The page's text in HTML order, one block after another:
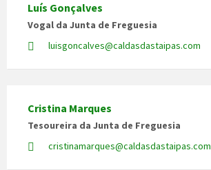
Luís Gonçalves
Vogal da Junta de Freguesia
luisgoncalves@caldasdastaipas.com
Cristina Marques
Tesoureira da Junta de Freguesia
cristinamarques@caldasdastaipas.com